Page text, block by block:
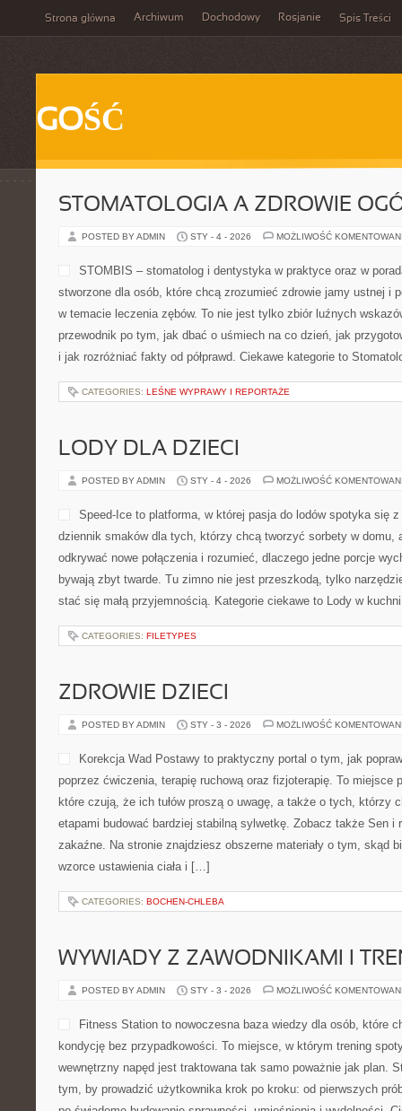
Strona główna Archiwum Dochodowy Rosjanie Spis Treści
GOŚĆ
STOMATOLOGIA A ZDROWIE
POSTED BY ADMIN STY - 4 - 2026 MOŻLIWOŚĆ
STOMBIS – stomatolog i dentystyka w praktyce oraz w
stworzone dla osób, które chcą zrozumieć zdrowie jamy ustnej i
w temacie leczenia zębów. To nie jest tylko zbiór luźnych
przewodnik po tym, jak dbać o uśmiech na co dzień, jak
i jak rozróżniać fakty od półprawd. Ciekawe kategorie to
CATEGORIES: LEŚNE WYPRAWY I REPORTAŻE
LODY DLA DZIECI
POSTED BY ADMIN STY - 4 - 2026 MOŻLIWOŚĆ
Speed-Ice to platforma, w której pasja do lodów spotyka się
dziennik smaków dla tych, którzy chcą tworzyć sorbety w domu,
odkrywać nowe połączenia i rozumieć, dlaczego jedne porcje
bywają zbyt twarde. Tu zimno nie jest przeszkodą, tylko
stać się małą przyjemnością. Kategorie ciekawe to Lody w
CATEGORIES: FILETYPES
ZDROWIE DZIECI
POSTED BY ADMIN STY - 3 - 2026 MOŻLIWOŚĆ
Korekcja Wad Postawy to praktyczny portal o tym, jak
poprzez ćwiczenia, terapię ruchową oraz fizjoterapię. To miejsce
które czują, że ich tułów proszą o uwagę, a także o tych, którzy
etapami budować bardziej stabilną sylwetkę. Zobacz także Sen i
zakaźne. Na stronie znajdziesz obszerne materiały o tym, skąd
wzorce ustawienia ciała i […]
CATEGORIES: BOCHEN-CHLEBA
WYWIADY Z ZAWODNIKAMI I
POSTED BY ADMIN STY - 3 - 2026 MOŻLIWOŚĆ
Fitness Station to nowoczesna baza wiedzy dla osób, które
kondycję bez przypadkowości. To miejsce, w którym trening
wewnętrzny napęd jest traktowana tak samo poważnie jak plan.
tym, by prowadzić użytkownika krok po kroku: od pierwszych